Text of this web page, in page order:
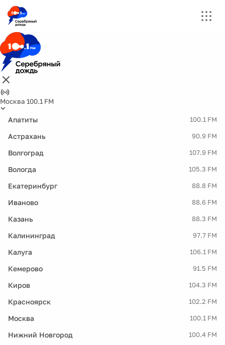
Москва 100.1 FM
Апатиты 100.1 FM
Астрахань 90.9 FM
Волгоград 107.9 FM
Вологда 105.3 FM
Екатеринбург 88.8 FM
Иваново 88.6 FM
Казань 88.3 FM
Калининград 97.7 FM
Калуга 106.1 FM
Кемерово 91.5 FM
Киров 104.3 FM
Красноярск 102.2 FM
Москва 100.1 FM
Нижний Новгород 100.4 FM